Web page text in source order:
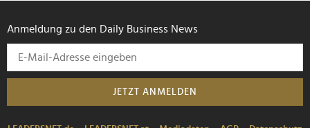
Anmeldung zu den Daily Business News
JETZT ANMELDEN